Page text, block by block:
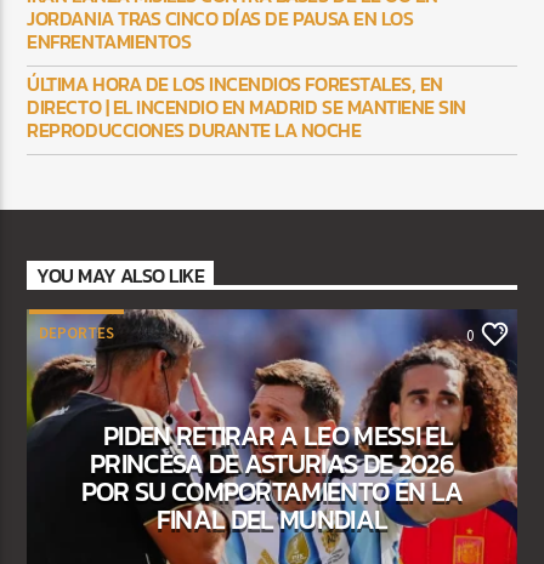
JORDANIA TRAS CINCO DÍAS DE PAUSA EN LOS
ENFRENTAMIENTOS
ÚLTIMA HORA DE LOS INCENDIOS FORESTALES, EN
DIRECTO | EL INCENDIO EN MADRID SE MANTIENE SIN
REPRODUCCIONES DURANTE LA NOCHE
YOU MAY ALSO LIKE
DEPORTES 0
PIDEN RETIRAR A LEO MESSI EL
PRINCESA DE ASTURIAS DE 2026
POR SU COMPORTAMIENTO EN LA
FINAL DEL MUNDIAL